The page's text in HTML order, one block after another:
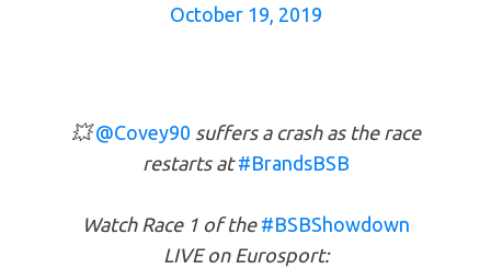
October 19, 2019
💥@Covey90 suffers a crash as the race
restarts at#BrandsBSB
Watch Race 1 of the #BSBShowdown
LIVE on Eurosport: